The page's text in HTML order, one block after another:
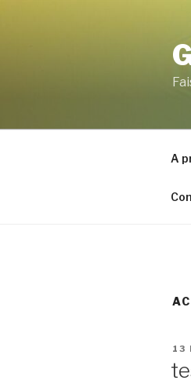
A
13